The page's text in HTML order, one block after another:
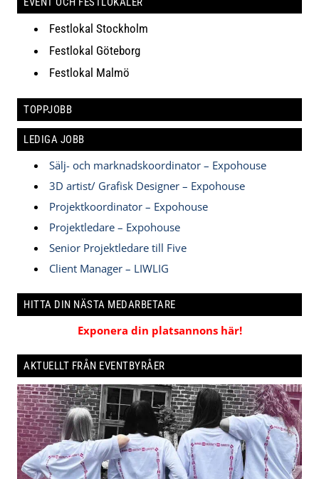
Festlokal Stockholm
Festlokal Göteborg
Festlokal Malmö
TOPPJOBB
LEDIGA JOBB
Sälj- och marknadskoordinator – Expohouse
3D artist/ Grafisk Designer – Expohouse
Projektkoordinator – Expohouse
Projektledare – Expohouse
Senior Projektledare till Five
Client Manager – LIWLIG
HITTA DIN NÄSTA MEDARBETARE
Exponera din platsannons här!
AKTUELLT FRÅN EVENTBYRÅER